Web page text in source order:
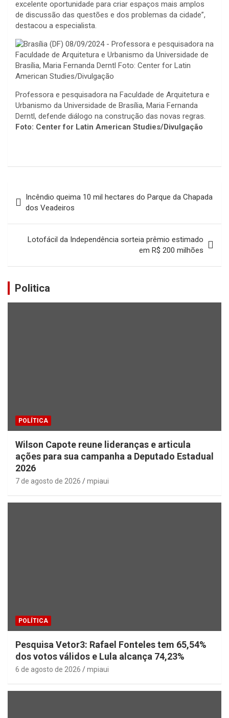
excelente oportunidade para criar espaços mais amplos
de discussão das questões e dos problemas da cidade”,
destacou a especialista.
Professora e pesquisadora na Faculdade de Arquitetura e
Urbanismo da Universidade de Brasília, Maria Fernanda
Derntl, defende diálogo na construção das novas regras.
Foto: Center for Latin American Studies/Divulgação
de
Post
Incêndio queima 10 mil hectares do Parque da Chapada
dos Veadeiros
Lotofácil da Independência sorteia prêmio estimado
em R$ 200 milhões
Politica
POLÍTICA
Wilson Capote reune lideranças e articula
ações para sua campanha a Deputado Estadual
2026
7 de agosto de 2026 mpiaui
POLÍTICA
Pesquisa Vetor3: Rafael Fonteles tem 65,54%
dos votos válidos e Lula alcança 74,23%
6 de agosto de 2026 mpiaui